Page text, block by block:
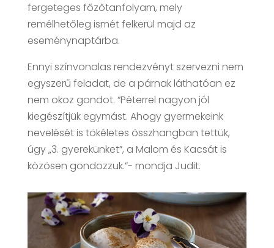
fergeteges főzőtanfolyam, mely
remélhetőleg ismét felkerül majd az
eseménynaptárba.
Ennyi színvonalas rendezvényt szervezni nem
egyszerű feladat, de a párnak láthatóan ez
nem okoz gondot. “Péterrel nagyon jól
kiegészítjük egymást. Ahogy gyermekeink
nevelését is tökéletes összhangban tettük,
úgy „3. gyerekünket”, a Malom és Kacsát is
közösen gondozzuk.”- mondja Judit.